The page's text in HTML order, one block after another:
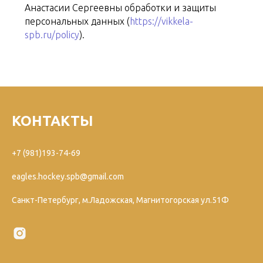
Анастасии Сергеевны обработки и защиты
персональных данных (https://vikkela-
spb.ru/policy).
КОНТАКТЫ
+7 (981)193-74-69
eagles.hockey.spb@gmail.com
Санкт-Петербург, м.Ладожская, Магнитогорская ул.51Ф